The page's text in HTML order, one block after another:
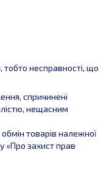
тобто несправності, що
спричинені
нещасним
товарів належної
«Про захист прав